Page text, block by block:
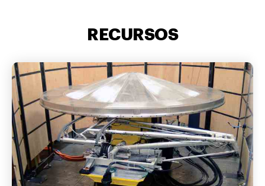
RECURSOS